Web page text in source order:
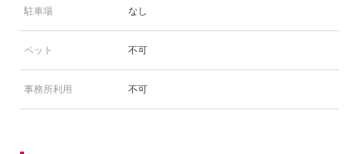
駐車場 なし
ペット 不可
事務所利用 不可